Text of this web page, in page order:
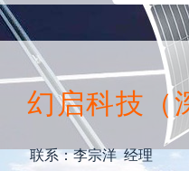
幻启科技（
联系：李宗洋 经理